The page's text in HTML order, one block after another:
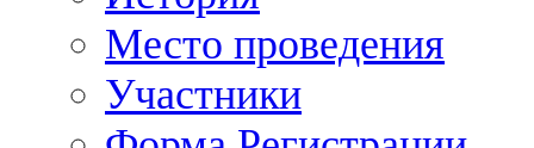
Место проведения
Участники